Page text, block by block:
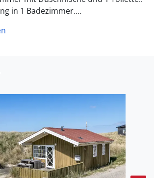
in 1 Badezimmer.
Einkaufsmöglichkeit liegt 1000 m
ein 28 m² Terrassenareal zur
auf dem Grundstück.
eignet sich für 4 Personen. 2 der
sich jedoch nur für größere Kinder
Ferienunterkunft hat eine Wohnfläche
1989 gebaut. 2013 wurde die
teilweise renoviert. Es ist erlaubt 1